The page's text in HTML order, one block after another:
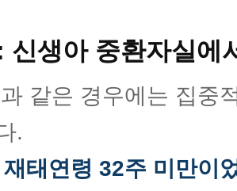
클리닉
클리닉
클리닉
신생아 중환자실에
같은 경우에는 집중
.
태연령 32주 미만이